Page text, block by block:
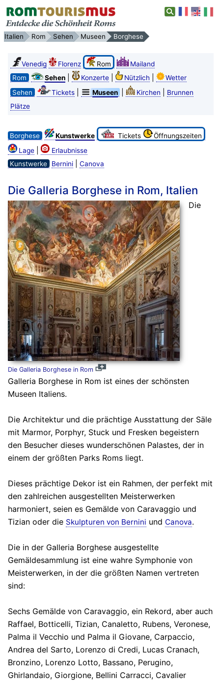
Italien Rom Sehen Museen Borghese
Venedig Florenz Rom
Mailand
Rom
Sehen| Konzerte| Nützlich
Wetter
Sehen
Tickets| Museen Kirchen
Brunnen
Plätze
Borghese Kunstwerke Tickets
Öffnungszeiten
Lage|
Erlaubnisse
Kunstwerke
Bernini| Canova
Die Galleria Borghese in Rom, Italien
Die Galleria Borghese in Rom
Die
Galleria Borghese in Rom ist eines der schönsten
Museen Italiens.
Die Architektur und die prächtige Ausstattung der Säle
mit Marmor, Porphyr, Stuck und Fresken begeistern
den Besucher dieses wunderschönen Palastes, der in
einem der größten Parks Roms liegt.
Dieses prächtige Dekor ist ein Rahmen, der perfekt mit
den zahlreichen ausgestellten Meisterwerken
harmoniert, seien es Gemälde von Caravaggio und
Tizian oder die Skulpturen von Bernini und Canova.
Die in der Galleria Borghese ausgestellte
Gemäldesammlung ist eine wahre Symphonie von
Meisterwerken, in der die größten Namen vertreten
sind:
Sechs Gemälde von Caravaggio, ein Rekord, aber auch
Raffael, Botticelli, Tizian, Canaletto, Rubens, Veronese,
Palma il Vecchio und Palma il Giovane, Carpaccio,
Andrea del Sarto, Lorenzo di Credi, Lucas Cranach,
Bronzino, Lorenzo Lotto, Bassano, Perugino,
Ghirlandaio, Giorgione, Bellini Carracci, Cavalier